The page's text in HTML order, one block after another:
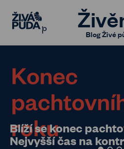
Blog Živé
Blíží se konec
Nejvyšší čas na